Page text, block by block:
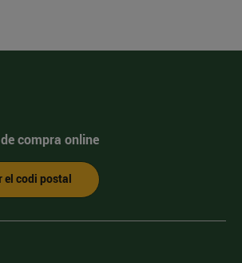
compra online
el codi postal